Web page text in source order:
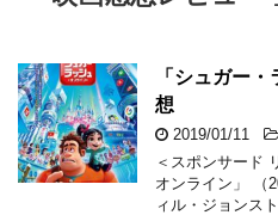
「シュガー
想
2019/01/11
＜スポンサード
オンライン」 （
ィル・ジョンス